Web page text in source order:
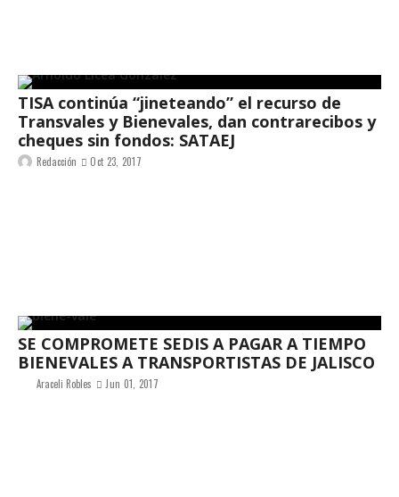
TISA continúa “jineteando” el recurso de
Transvales y Bienevales, dan contrarecibos y
cheques sin fondos: SATAEJ
Redacción Oct 23, 2017
SE COMPROMETE SEDIS A PAGAR A TIEMPO
BIENEVALES A TRANSPORTISTAS DE JALISCO
Araceli Robles Jun 01, 2017